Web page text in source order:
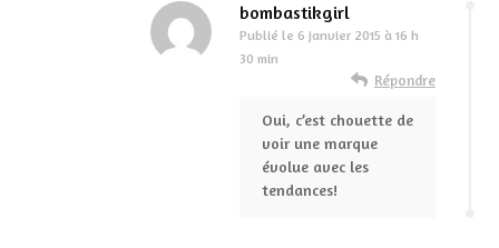
bombastikgirl
Publié le 6 janvier 2015 à 16 h
30 min
Répondre
Oui, c’est chouette de
voir une marque
évolue avec les
tendances!